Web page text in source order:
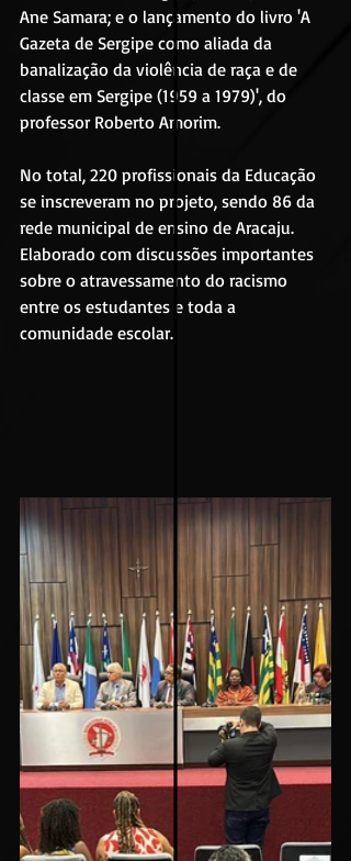
Ane Samara; e o lançamento do livro 'A
Gazeta de Sergipe como aliada da
banalização da violência de raça e de
classe em Sergipe (1959 a 1979)', do
professor Roberto Amorim.
No total, 220 profissionais da Educação
se inscreveram no projeto, sendo 86 da
rede municipal de ensino de Aracaju.
Elaborado com discussões importantes
sobre o atravessamento do racismo
entre os estudantes e toda a
comunidade escolar.